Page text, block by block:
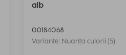
alb
00184068
Variante: Nuanța culorii (5)